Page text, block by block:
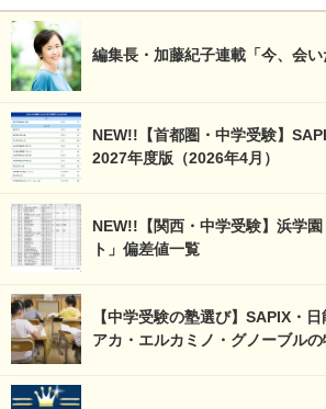
編集長・加藤紀子連載「今、会い
NEW!!【首都圏・中学受験】
2027年度版（2026年4月）
NEW!!【関西・中学受験】浜学
ト」偏差値一覧
【中学受験の塾選び】SAPIX・
アカ・エルカミノ・グノーブル